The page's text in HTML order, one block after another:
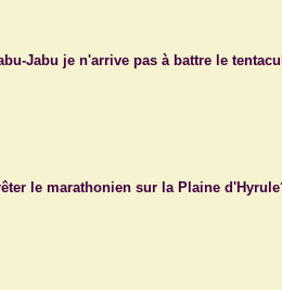
Jabu je n'arrive pas à battre le
le marathonien sur la Plaine